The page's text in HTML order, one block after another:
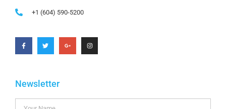
+1 (604) 590-5200
Newsletter